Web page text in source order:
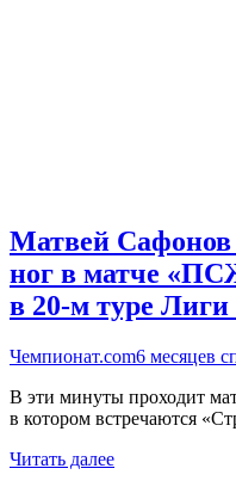
Матвей Сафонов
ног в матче
в 20-м туре Лиги
Чемпионат.com6 месяцев
В эти минуты проходит
в котором встречаются
Читать далее